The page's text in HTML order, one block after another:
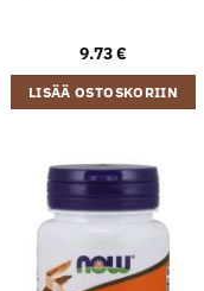
9.73€
LISÄÄ OSTOSKORIIN